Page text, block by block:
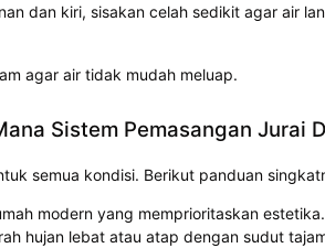
dan kiri, sisakan celah sedikit agar air
agar air tidak mudah meluap.
Sistem Pemasangan Jurai
semua kondisi. Berikut panduan
modern yang memprioritaskan estetika.
hujan lebat atau atap dengan sudut